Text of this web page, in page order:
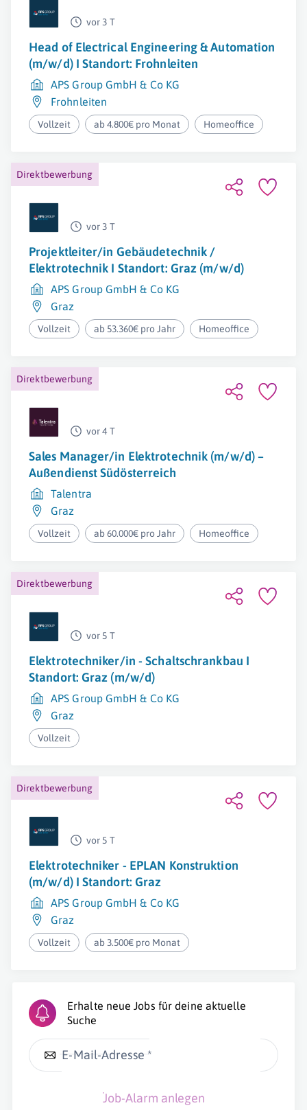
vor 3 T
Head of Electrical Engineering & Automation
(m/w/d) I Standort: Frohnleiten
APS Group GmbH & Co KG
Frohnleiten
Vollzeit ab 4.800€ pro Monat Homeoffice
Direktbewerbung
vor 3 T
Projektleiter/in Gebäudetechnik /
Elektrotechnik I Standort: Graz (m/w/d)
APS Group GmbH & Co KG
Graz
Vollzeit ab 53.360€ pro Jahr Homeoffice
Direktbewerbung
vor 4 T
Sales Manager/in Elektrotechnik (m/w/d) –
Außendienst Südösterreich
Talentra
Graz
Vollzeit ab 60.000€ pro Jahr Homeoffice
Direktbewerbung
vor 5 T
Elektrotechniker/in - Schaltschrankbau I
Standort: Graz (m/w/d)
APS Group GmbH & Co KG
Graz
Vollzeit
Direktbewerbung
vor 5 T
Elektrotechniker - EPLAN Konstruktion
(m/w/d) I Standort: Graz
APS Group GmbH & Co KG
Graz
Vollzeit ab 3.500€ pro Monat
Erhalte neue Jobs für deine aktuelle
Suche
E-Mail-Adresse *
Job-Alarm anlegen